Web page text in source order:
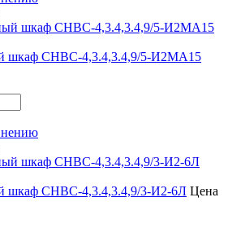
шкаф СНВС-4,3.4,3.4,9/5-И2МА15
шкаф СНВС-4,3.4,3.4,9/3-И2-6Л Цена